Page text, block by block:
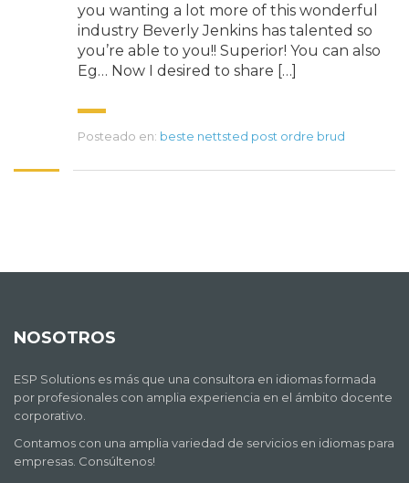
you wanting a lot more of this wonderful
industry Beverly Jenkins has talented so
you’re able to you!! Superior! You can also
Eg… Now I desired to share […]
Posteado en: beste nettsted post ordre brud
NOSOTROS
ESP Solutions es más que una consultora en idiomas formada
por profesionales con amplia experiencia en el ámbito docente
corporativo.
Contamos con una amplia variedad de servicios en idiomas para
empresas. Consúltenos!